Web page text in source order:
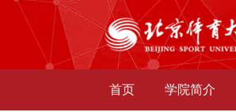
首页 学院简介